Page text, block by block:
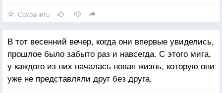
Сохранить
В тот весенний вечер, когда они впервые увиделись,
прошлое было забыто раз и навсегда. С этого мига,
у каждого из них началась новая жизнь, которую они
уже не представляли друг без друга.